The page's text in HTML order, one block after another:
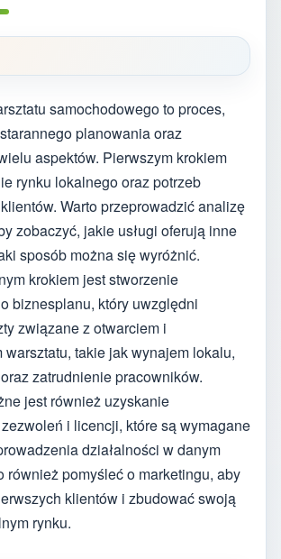
samochodowego to proces,
planowania oraz
aspektów. Pierwszym krokiem
rynku lokalnego oraz potrzeb
Warto przeprowadzić analizę
zobaczyć, jakie usługi oferują inne
sposób można się wyróżnić.
krokiem jest stworzenie
biznesplanu, który uwzględni
związane z otwarciem i
takie jak wynajem lokalu,
zatrudnienie pracowników.
jest również uzyskanie
i licencji, które są wymagane
działalności w danym
również pomyśleć o marketingu, aby
klientów i zbudować swoją
rynku.